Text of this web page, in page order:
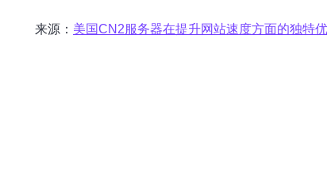
来源： 美国CN2服务器在提升网站速度方面的独特